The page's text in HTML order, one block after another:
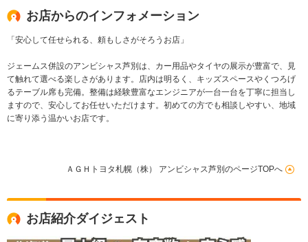
お店からのインフォメーション
「安心して任せられる、頼もしさがそろうお店」
ジェームス併設のアンビシャス芦別は、カー用品やタイヤの展示が豊富で、見
て触れて選べる楽しさがあります。店内は明るく、キッズスペースやくつろげ
るテーブル席も完備。整備は経験豊富なエンジニアが一台一台を丁寧に担当し
ますので、安心してお任せいただけます。初めての方でも相談しやすい、地域
に寄り添う温かいお店です。
ＡＧＨトヨタ札幌（株） アンビシャス芦別のページTOPへ
お店紹介ダイジェスト